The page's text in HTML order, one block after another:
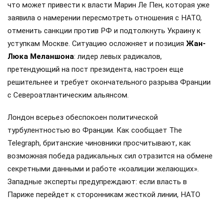
что может привести к власти Марин Ле Пен, которая уже
заявила о намерении пересмотреть отношения с НАТО,
отменить санкции против РФ и подтолкнуть Украину к
уступкам Москве. Ситуацию осложняет и позиция Жан-
Люка Меланшона: лидер левых радикалов,
претендующий на пост президента, настроен еще
решительнее и требует окончательного разрыва Франции
с Североатлантическим альянсом.
Лондон всерьез обеспокоен политической
турбулентностью во Франции. Как сообщает The
Telegraph, британские чиновники просчитывают, как
возможная победа радикальных сил отразится на обмене
секретными данными и работе «коалиции желающих».
Западные эксперты предупреждают: если власть в
Париже перейдет к сторонникам жесткой линии, НАТО